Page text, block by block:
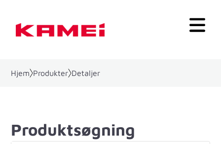
Hjem Produkter Detaljer
Produktsøgning